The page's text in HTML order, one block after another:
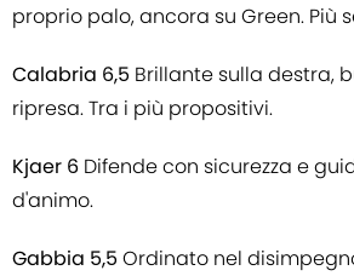
proprio palo, ancora su Green. Più
Calabria 6,5 Brillante sulla destra,
ripresa. Tra i più propositivi.
Kjaer 6 Difende con sicurezza e
d'animo.
Gabbia 5,5 Ordinato nel